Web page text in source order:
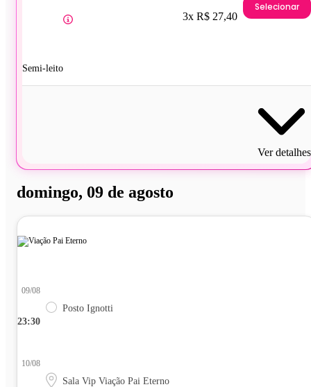
Semi-leito
3x R$ 27,40
Selecionar
Ver detalhes
domingo, 09 de agosto
23:30
09/08
Posto Ignotti
10/08
Sala Vip Viação Pai Eterno